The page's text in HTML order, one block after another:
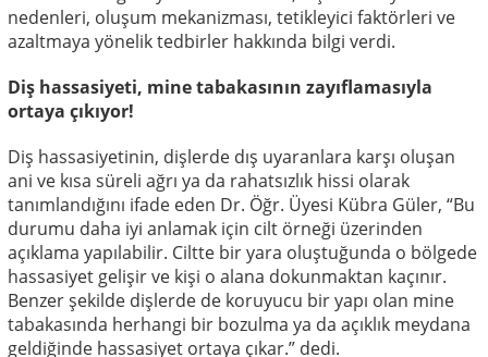
nedenleri, oluşum mekanizması, tetikleyici faktörleri ve
azaltmaya yönelik tedbirler hakkında bilgi verdi.
Diş hassasiyeti, mine tabakasının zayıflamasıyla
ortaya çıkıyor!
Diş hassasiyetinin, dişlerde dış uyaranlara karşı oluşan
ani ve kısa süreli ağrı ya da rahatsızlık hissi olarak
tanımlandığını ifade eden Dr. Öğr. Üyesi Kübra Güler, “Bu
durumu daha iyi anlamak için cilt örneği üzerinden
açıklama yapılabilir. Ciltte bir yara oluştuğunda o bölgede
hassasiyet gelişir ve kişi o alana dokunmaktan kaçınır.
Benzer şekilde dişlerde de koruyucu bir yapı olan mine
tabakasında herhangi bir bozulma ya da açıklık meydana
geldiğinde hassasiyet ortaya çıkar.” dedi.